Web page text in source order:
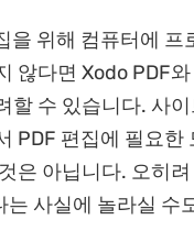
을 위해 컴퓨터에 프
않다면 Xodo PDF
할 수 있습니다. 사
PDF 편집에 필요한
은 아닙니다. 오히
는 사실에 놀라실 수